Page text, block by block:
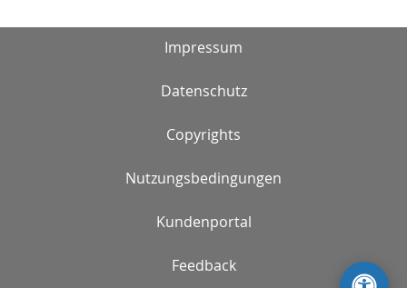
Impressum
Datenschutz
Copyrights
Nutzungsbedingungen
Kundenportal
Feedback